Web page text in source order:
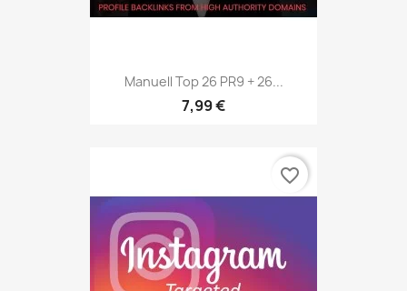
Manuell Top 26 PR9 + 26...
7,99 €
favorite_border